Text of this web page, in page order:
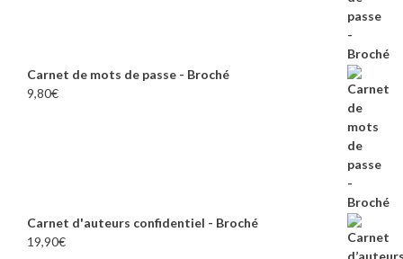
Carnet de mots de passe - Broché
9,80€
Carnet d'auteurs confidentiel - Broché
19,90€